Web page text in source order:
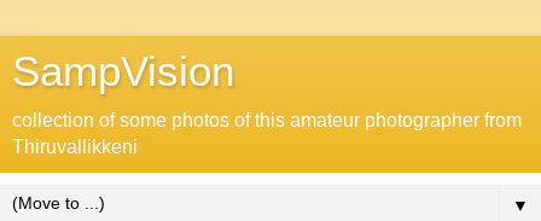
SampVision
collection of some photos of this amateur photographer from
Thiruvallikkeni
▼